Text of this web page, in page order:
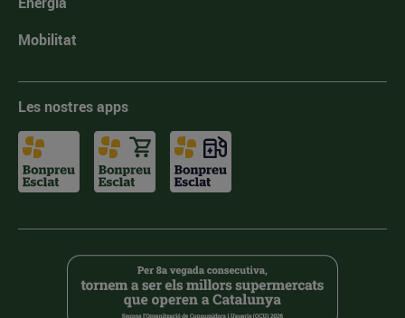
Mobilitat
Les nostres apps